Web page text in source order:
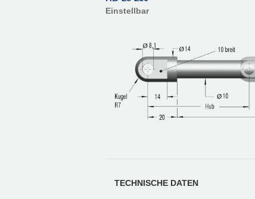
Einstellbar
TECHNISCHE DATEN